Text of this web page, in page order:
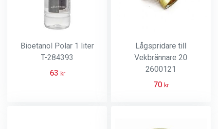
Bioetanol Polar 1 liter
T-284393
63 kr
Lågspridare till
Vekbrännare 20
2600121
70 kr